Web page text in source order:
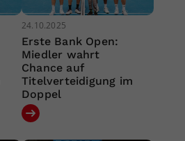
24.10.2025
Erste Bank Open:
Miedler wahrt
Chance auf
Titelverteidigung im
Doppel